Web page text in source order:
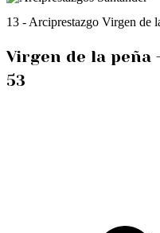
13 - Arciprestazgo Virgen de
Virgen de la peña
53